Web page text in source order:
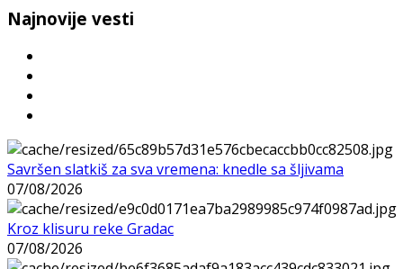
Najnovije vesti
Savršen slatkiš za sva vremena: knedle sa šljivama
07/08/2026
Kroz klisuru reke Gradac
07/08/2026